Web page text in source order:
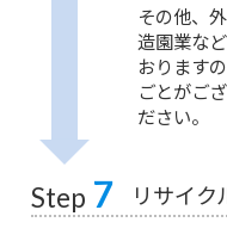
その他、
造園業な
おります
ごとがご
ださい。
Step 7 リサイク